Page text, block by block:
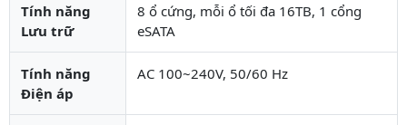
Tính năng
Lưu trữ
8 ổ cứng, mỗi ổ tối đa 16TB, 1 cổng
eSATA
Tính năng
Điện áp
AC 100~240V, 50/60 Hz